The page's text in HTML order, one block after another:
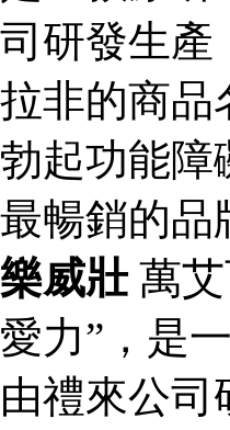
司研發生產
拉非的商品
勃起功能障
最暢銷的品
樂威壯萬艾
愛力”，是
由禮來公司